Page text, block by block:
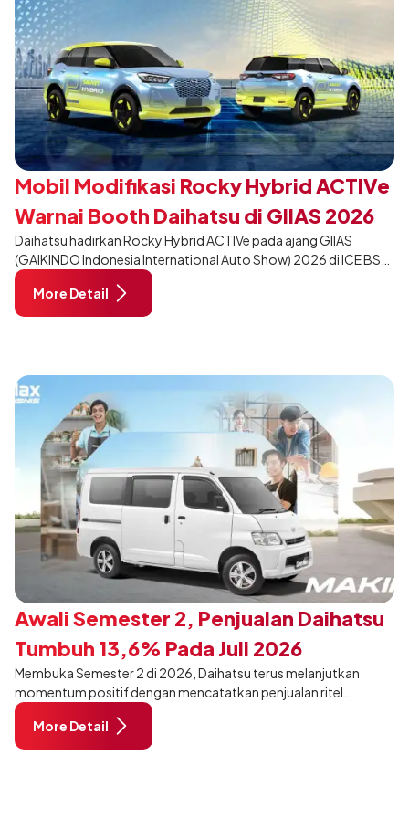
Mobil Modifikasi Rocky Hybrid ACTIVe
Warnai Booth Daihatsu di GIIAS 2026
Daihatsu hadirkan Rocky Hybrid ACTIVe pada ajang GIIAS
(GAIKINDO Indonesia International Auto Show) 2026 di ICE BSD
City, Tangerang. Terdapat 2 unit Rocky Hybrid yang
dimodifikasi untuk menghadirkan sarana inspirasi bagi
pengunjung mendukung gaya hidup yang aktif.
More Detail
Awali Semester 2, Penjualan Daihatsu
Tumbuh 13,6% Pada Juli 2026
Membuka Semester 2 di 2026, Daihatsu terus melanjutkan
momentum positif dengan mencatatkan penjualan ritel
sebanyak 12.750 unit pada Juli 2026. Capaian tersebut tumbuh
13,6% dibandingkan periode yang sama tahun lalu sebanyak
11.220 unit, dan tetap stabil dibandingkan bulan Juni 2026 lalu.
More Detail